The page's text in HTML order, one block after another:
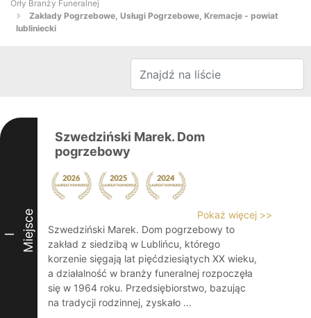
Orły Branży Funeralnej
Zakłady Pogrzebowe, Usługi Pogrzebowe, Kremacje - powiat
lubliniecki
I Miejsce
Szwedziński Marek. Dom
pogrzebowy
Pokaż więcej >>
Szwedziński Marek. Dom pogrzebowy to
zakład z siedzibą w Lublińcu, którego
korzenie sięgają lat pięćdziesiątych XX wieku,
a działalność w branży funeralnej rozpoczęła
się w 1964 roku. Przedsiębiorstwo, bazując
na tradycji rodzinnej, zyskało ...